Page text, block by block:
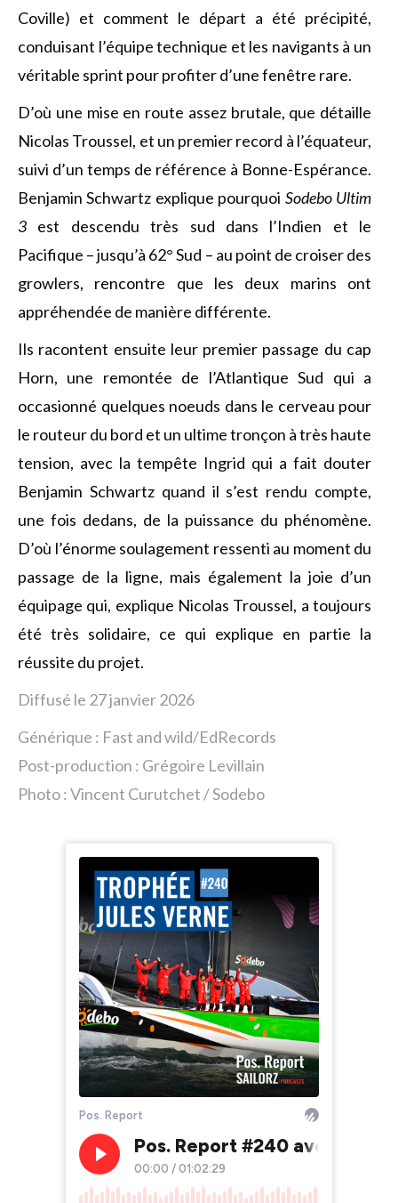
Coville) et comment le départ a été précipité,
conduisant l’équipe technique et les navigants à un
véritable sprint pour profiter d’une fenêtre rare.
D’où une mise en route assez brutale, que détaille
Nicolas Troussel, et un premier record à l’équateur,
suivi d’un temps de référence à Bonne-Espérance.
Benjamin Schwartz explique pourquoi Sodebo Ultim
3 est descendu très sud dans l’Indien et le
Pacifique – jusqu’à 62° Sud – au point de croiser des
growlers, rencontre que les deux marins ont
appréhendée de manière différente.
Ils racontent ensuite leur premier passage du cap
Horn, une remontée de l’Atlantique Sud qui a
occasionné quelques noeuds dans le cerveau pour
le routeur du bord et un ultime tronçon à très haute
tension, avec la tempête Ingrid qui a fait douter
Benjamin Schwartz quand il s’est rendu compte,
une fois dedans, de la puissance du phénomène.
D’où l’énorme soulagement ressenti au moment du
passage de la ligne, mais également la joie d’un
équipage qui, explique Nicolas Troussel, a toujours
été très solidaire, ce qui explique en partie la
réussite du projet.
Diffusé le 27 janvier 2026
Générique : Fast and wild/EdRecords
Post-production : Grégoire Levillain
Photo :Vincent Curutchet / Sodebo